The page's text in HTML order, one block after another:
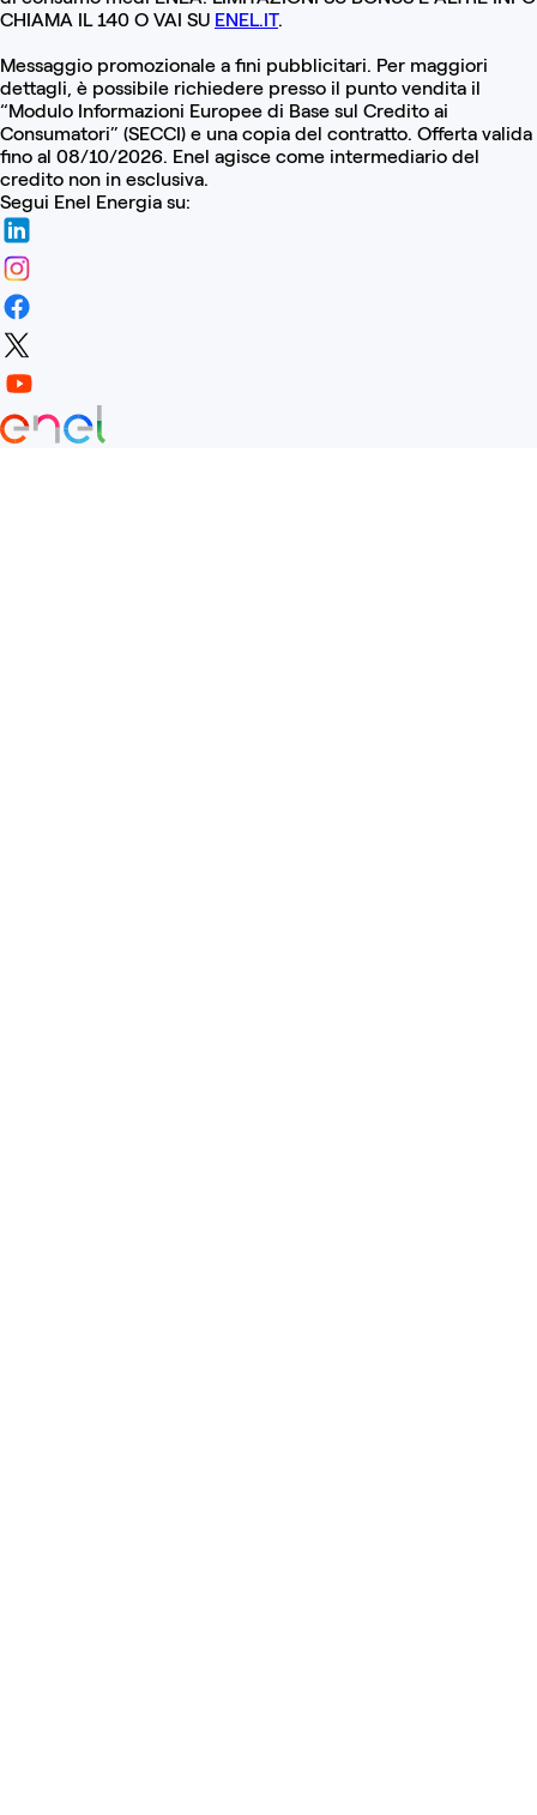
CHIAMA IL 140 O VAI SU ENEL.IT.
Messaggio promozionale a fini pubblicitari. Per maggiori
dettagli, è possibile richiedere presso il punto vendita il
“Modulo Informazioni Europee di Base sul Credito ai
Consumatori” (SECCI) e una copia del contratto. Offerta valida
fino al 08/10/2026. Enel agisce come intermediario del
credito non in esclusiva.
Segui Enel Energia su: